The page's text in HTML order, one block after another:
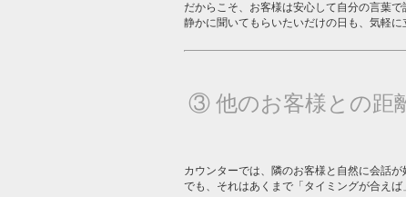
だからこそ、お客様は安心して自分の言葉で
静かに聞いてもらいたいだけの日も、気軽に
③ 他のお客様との距
カウンターでは、隣のお客様と自然に会話が
でも、それはあくまで「タイミングが合えば